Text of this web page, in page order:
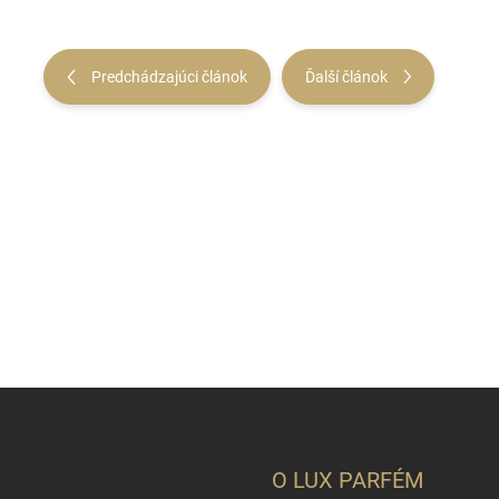
Predchádzajúci článok Ďalší článok
O LUX PARFÉM